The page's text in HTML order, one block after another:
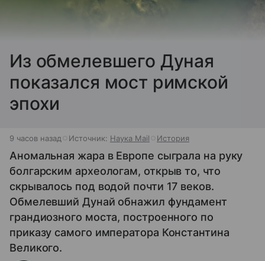
Из обмелевшего Дуная
показался мост римской
эпохи
9 часов назад Источник: Наука Mail История
Аномальная жара в Европе сыграла на руку
болгарским археологам, открыв то, что
скрывалось под водой почти 17 веков.
Обмелевший Дунай обнажил фундамент
грандиозного моста, построенного по
приказу самого императора Константина
Великого.